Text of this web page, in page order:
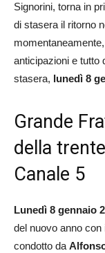
Signorini, torna in
di stasera il ritorno
anticipazioni e tutto
stasera, lunedì 8
Grande
della
Canale 5
Lunedì 8 gennaio
del nuovo anno con
condotto da